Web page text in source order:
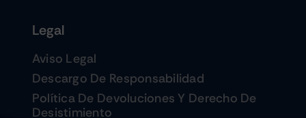
Legal
Aviso Legal
Descargo De Responsabilidad
Política De Devoluciones Y Derecho De
Desistimiento